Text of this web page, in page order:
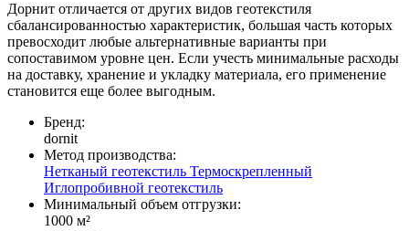
Дорнит отличается от других видов геотекстиля
сбалансированностью характеристик, большая часть которых
превосходит любые альтернативные варианты при
сопоставимом уровне цен. Если учесть минимальные расходы
на доставку, хранение и укладку материала, его применение
становится еще более выгодным.
Бренд:
dornit
Метод производства:
Нетканый геотекстиль Термоскрепленный
Иглопробивной геотекстиль
Минимальный объем отгрузки:
1000 м²